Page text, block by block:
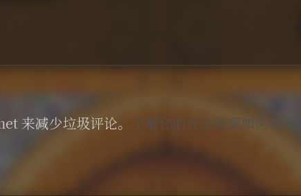
来减少垃圾评论。 了解你的评论数据如何被处理